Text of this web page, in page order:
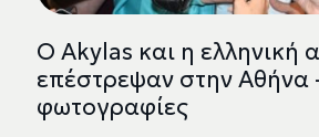
Ο Akylas και η ελληνική
επέστρεψαν στην Αθήνα
φωτογραφίες